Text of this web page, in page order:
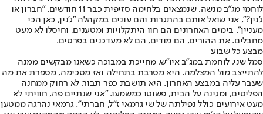
לוחמי מג"ב מנשה, שנמצאים בלחימה סזיפית כבר 11 חודשים. "חברון או
ג'נין?", אני שואל אותם בהתגרות והם עונים במקהלה "ג'נין, כאן הכי
מעניין". בימים האחרונים הם חוו היתקלויות ומטענים, וחיסלו לא מעט
מחבלים. את ההורים, הם מודים, הם לא מעדכנים בפרטים.
מבצע כל שבוע
סמל שני, לוחמת במג״ב איו״ש, מחייכת במבוכה כשאנו מבקשים ממנה
להתייצב מול המצלמה. היא מסרבת בתחילה ואז מסכימה, מספרת את מה
שעבר עליה במבצע האחרון. היא תושבת כפר תבור, לא רחוק ממחנה
הפליטים, ומגינה על הבית, פשוטו כמשמעו. "אני שנתיים פה, חוויתי לא
מעט אירועים כולל נפילתה של שי גרמאי ז"ל, חברתי". גרמאי נהרגה ממטען